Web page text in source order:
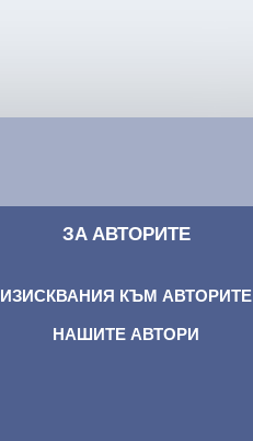
ЗА АВТОРИТЕ
ИЗИСКВАНИЯ КЪМ АВТОРИТЕ
НАШИТЕ АВТОРИ